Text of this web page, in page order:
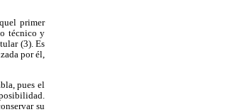
primer
técnico y
(3). Es
por él,
pues el
su